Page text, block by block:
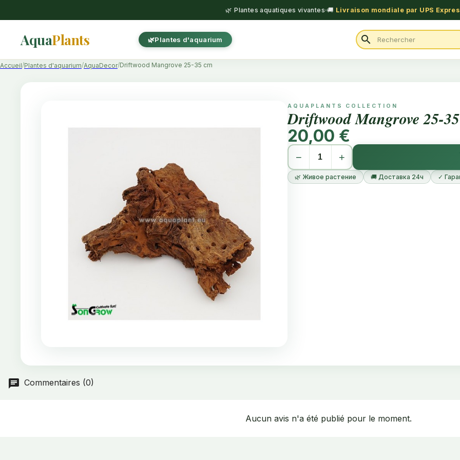
🌿 Plantes aquatiques vivantes 🚚 Livraison mondiale par UPS
AquaPlants Plantes d'aquarium search
Accueil Plantes d'aquarium AquaDecor Driftwood Mangrove 25-35 cm
AQUAPLANTS COLLECTION
Driftwood Mangrove 25-
20,00 €
− +
🌿 Живое растение 🚚 Доставка 24ч ✓
Commentaires (0)
Aucun avis n'a été publié pour le moment.